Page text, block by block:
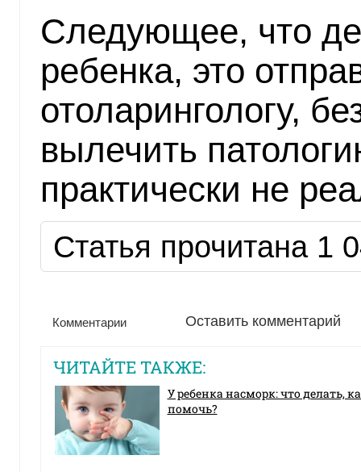
Следующее, что
ребенка, это
отоларингологу,
вылечить
практически не
Статья прочитана 1
Комментарии Оставить комментарий
ЧИТАЙТЕ ТАКЖЕ:
У ребенка насморк: что делать,
помочь?